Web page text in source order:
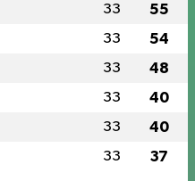
33 55
33 54
33 48
33 40
33 40
33 37